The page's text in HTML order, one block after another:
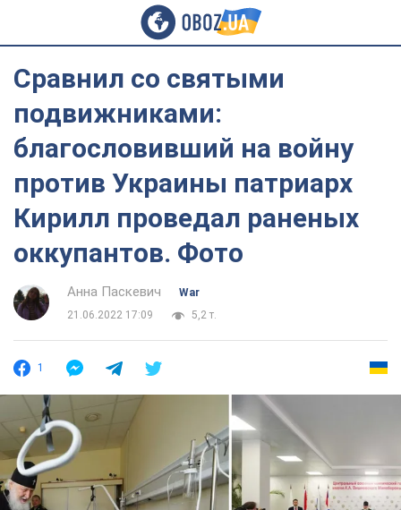
Сравнил со святыми
подвижниками:
благословивший на войну
против Украины патриарх
Кирилл проведал раненых
оккупантов. Фото
Анна Паскевич
War
21.06.2022 17:09
5,2 т.
1